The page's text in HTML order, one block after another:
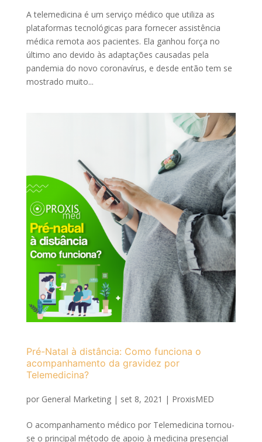
A telemedicina é um serviço médico que utiliza as
plataformas tecnológicas para fornecer assistência
médica remota aos pacientes. Ela ganhou força no
último ano devido às adaptações causadas pela
pandemia do novo coronavírus, e desde então tem se
mostrado muito...
Pré-Natal à distância: Como funciona o
acompanhamento da gravidez por
Telemedicina?
por General Marketing| set 8, 2021 | ProxisMED
O acompanhamento médico por Telemedicina tornou-
se o principal método de apoio à medicina presencial